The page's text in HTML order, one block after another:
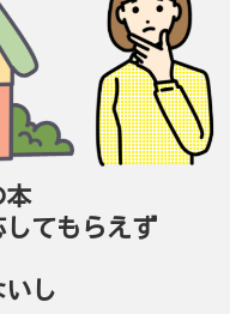
本
てもらえず
いし